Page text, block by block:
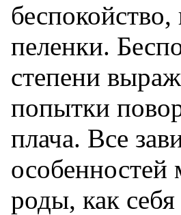
пеленки.
степени
попытки
плача. Все
особенностей
роды, как себя